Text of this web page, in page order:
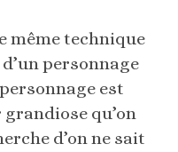
même technique
d’un personnage
est
qu’on
d’on ne sait